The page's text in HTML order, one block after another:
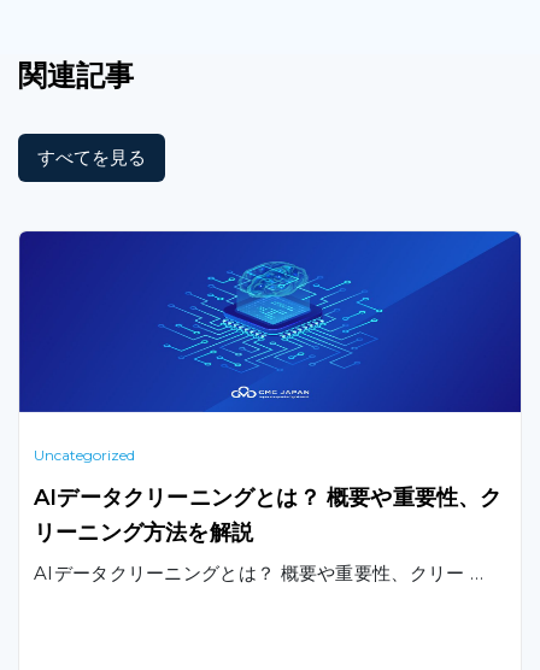
関連記事
すべてを見る
Uncategorized
AIデータクリーニングとは？ 概要や重要性、ク
リーニング方法を解説
AIデータクリーニングとは？ 概要や重要性、クリー …